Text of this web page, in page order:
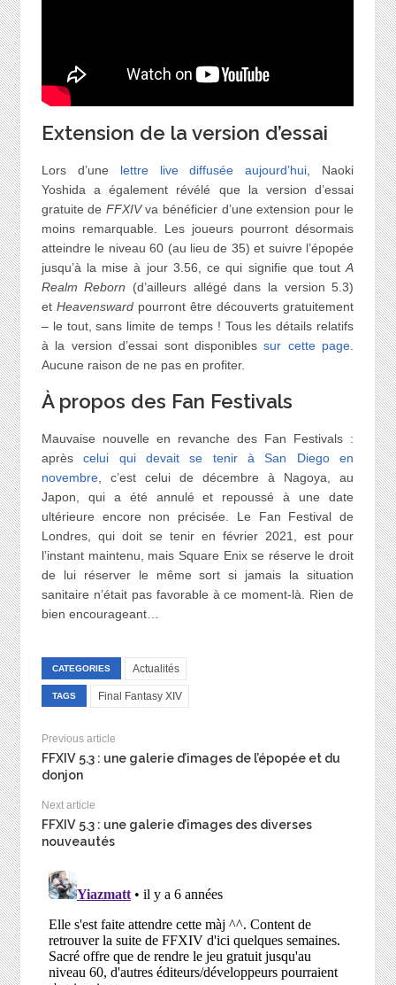
Extension de la version d’essai
Lors d’une lettre live diffusée aujourd’hui , Naoki
Yoshida a également révélé que la version d’essai
gratuite de FFXIVva bénéficier d’une extension pour le
moins remarquable. Les joueurs pourront désormais
atteindre le niveau 60 (au lieu de 35) et suivre l’épopée
jusqu’à la mise à jour 3.56, ce qui signifie que toutA
Realm Reborn (d’ailleurs allégé dans la version 5.3)
et Heavensward pourront être découverts gratuitement
– le tout, sans limite de temps ! Tous les détails relatifs
à la version d’essai sont disponiblessur cette page
Aucune raison de ne pas en profiter.
À propos des Fan Festivals
Mauvaise nouvelle en revanche des Fan Festivals :
aprèscelui qui devait se tenir à San Diego en
novembre, c’est celui de décembre à Nagoya, au
Japon, qui a été annulé et repoussé à une date
ultérieure encore non précisée. Le Fan Festival de
Londres, qui doit se tenir en février 2021, est pour
l’instant maintenu, mais Square Enix se réserve le droit
de lui réserver le même sort si jamais la situation
sanitaire n’était pas favorable à ce moment-là. Rien de
bien encourageant…
CATEGORIES Actualités
TAGS Final Fantasy XIV
Previous article
FFXIV 5.3 : une galerie d’images de l’épopée et du
donjon
Next article
FFXIV 5.3 : une galerie d’images des diverses
nouveautés